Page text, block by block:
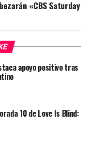
«CBS Saturday
apoyo positivo tras
10 de Love Is Blind: